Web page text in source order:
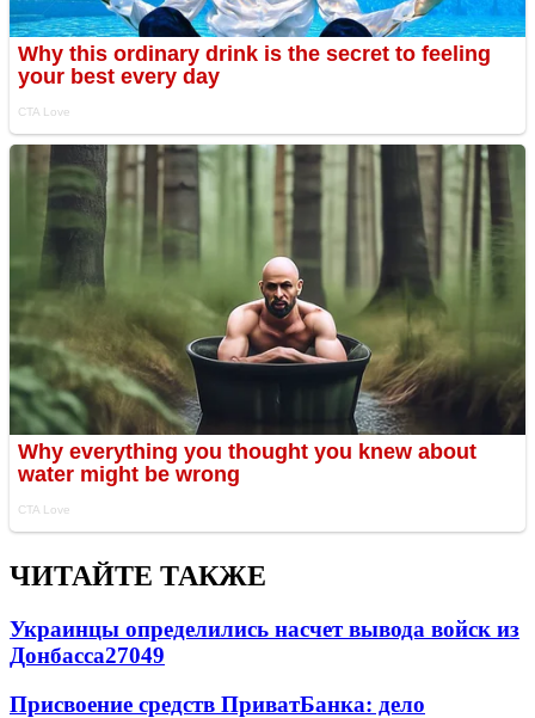
ЧИТАЙТЕ ТАКЖЕ
Украинцы определились насчет вывода войск из
Донбасса27049
Присвоение средств ПриватБанка: дело